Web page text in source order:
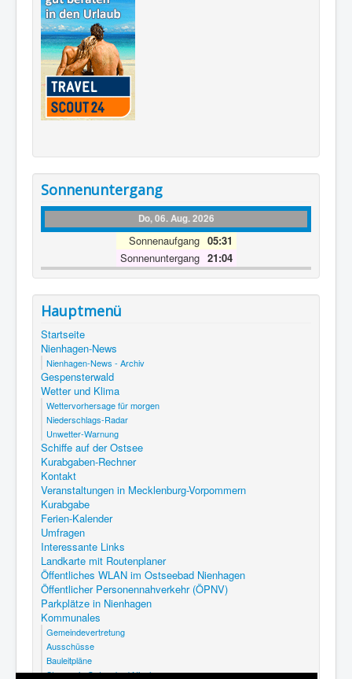
Sonnenuntergang
Do, 06. Aug. 2026
Sonnenaufgang 05:31
Sonnenuntergang 21:04
Hauptmenü
Startseite
Nienhagen-News
Nienhagen-News - Archiv
Gespensterwald
Wetter und Klima
Wettervorhersage für morgen
Niederschlags-Radar
Unwetter-Warnung
Schiffe auf der Ostsee
Kurabgaben-Rechner
Kontakt
Veranstaltungen in Mecklenburg-Vorpommern
Kurabgabe
Ferien-Kalender
Umfragen
Interessante Links
Landkarte mit Routenplaner
Öffentliches WLAN im Ostseebad Nienhagen
Öffentlicher Personennahverkehr (ÖPNV)
Parkplätze in Nienhagen
Kommunales
Gemeindevertretung
Ausschüsse
Bauleitpläne
Steuern in Ostseebad Nienhagen